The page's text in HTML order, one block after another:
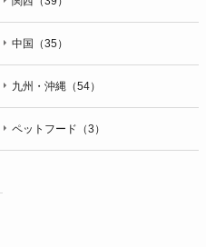
中国（35）
九州・沖縄（54）
ペットフード（3）